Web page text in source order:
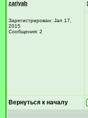
zariyab
Зарегистрирован: Jan 17,
2015
Сообщения: 2
Вернуться к началу